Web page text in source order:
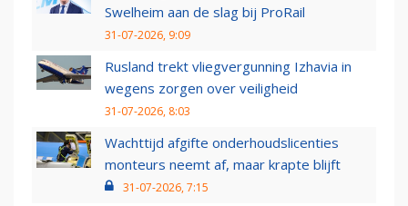
Swelheim aan de slag bij ProRail
31-07-2026, 9:09
Rusland trekt vliegvergunning Izhavia in
wegens zorgen over veiligheid
31-07-2026, 8:03
Wachttijd afgifte onderhoudslicenties
monteurs neemt af, maar krapte blijft
31-07-2026, 7:15